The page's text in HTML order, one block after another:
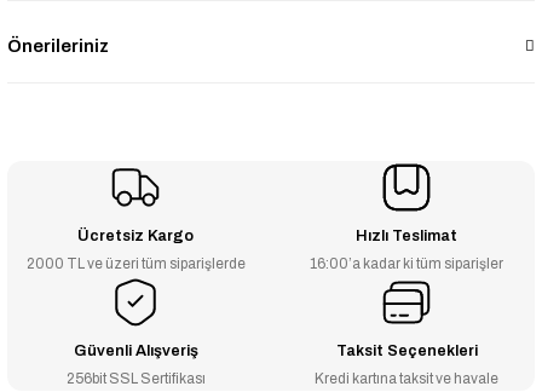
Önerileriniz
Ücretsiz Kargo
2000 TL ve üzeri tüm siparişlerde
Hızlı Teslimat
16:00’a kadar ki tüm siparişler
Güvenli Alışveriş
256bit SSL Sertifikası
Taksit Seçenekleri
Kredi kartına taksit ve havale